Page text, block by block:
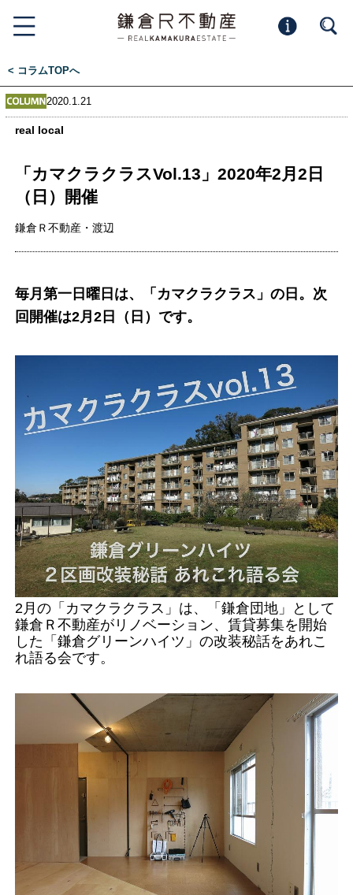
< コラムTOPへ
2020.1.21
real local
「カマクラクラスVol.13」2020年2月2日
（日）開催
鎌倉Ｒ不動産・渡辺
毎月第一日曜日は、「カマクラクラス」の日。次
回開催は2月2日（日）です。
2月の「カマクラクラス」は、「鎌倉団地」として
鎌倉Ｒ不動産がリノベーション、賃貸募集を開始
した「鎌倉グリーンハイツ」の改装秘話をあれこ
れ語る会です。